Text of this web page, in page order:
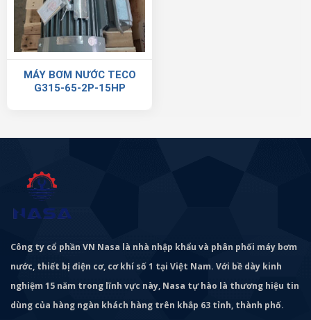
MÁY BƠM NƯỚC TECO
G315-65-2P-15HP
Công ty cổ phần VN Nasa là nhà nhập khẩu và phân phối máy bơm
nước, thiết bị điện cơ, cơ khí số 1 tại Việt Nam. Với bề dày kinh
nghiệm 15 năm trong lĩnh vực này, Nasa tự hào là thương hiệu tin
dùng của hàng ngàn khách hàng trên khắp 63 tỉnh, thành phố.